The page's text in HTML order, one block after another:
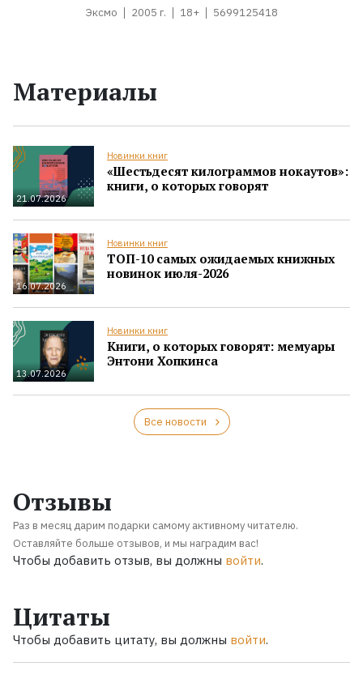
Эксмо 2005 г. 18+ 5699125418
Материалы
21.07.2026
Новинки книг
«Шестьдесят килограммов нокаутов»:
книги, о которых говорят
16.07.2026
Новинки книг
ТОП-10 самых ожидаемых книжных
новинок июля-2026
13.07.2026
Новинки книг
Книги, о которых говорят: мемуары
Энтони Хопкинса
Все новости
Отзывы
Раз в месяц дарим подарки самому активному читателю.
Оставляйте больше отзывов, и мы наградим вас!
Чтобы добавить отзыв, вы должны войти.
Цитаты
Чтобы добавить цитату, вы должны войти.